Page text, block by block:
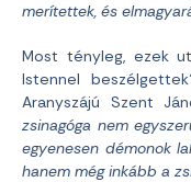
merítettek, és
Most tényleg, ezek
Istennel
Aranyszájú Szent
zsinagóga nem
egyenesen démonok
hanem még inkább a